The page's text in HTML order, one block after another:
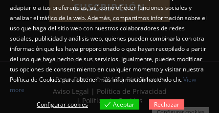
SUSCRIPCIÓN
Pepe Diario © 2018 | Diseño web
Aviso Legal | Política de Privacidad
| Política de Cookies
adaptarlo a tus preferencias, así como ofrecer funciones sociales y
analizar el tráfico de la web. Además, compartimos información sobre el
uso que haga del sitio web con nuestros colaboradores de redes
sociales, publicidad y análisis web, quienes pueden combinarla con otra
información que les haya proporcionado o que hayan recopilado a partir
del uso que haya hecho de sus servicios. Igualmente, puedes modificar
tus opciones de consentimiento en cualquier momento y visitar nuestra
Política de Cookies para obtener más información haciendo clicView
more
Configurar cookies
Aceptar Rechazar